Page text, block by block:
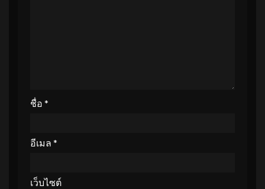
ชื่อ *
อีเมล *
เว็บไซต์